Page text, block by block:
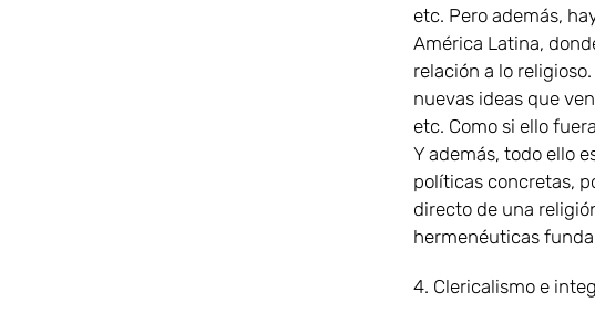
etc. Pero además,
América Latina,
relación a lo
nuevas ideas que
etc. Como si ello
Y además, todo ello
políticas concretas,
directo de una
hermenéuticas
4. Clericalismo e